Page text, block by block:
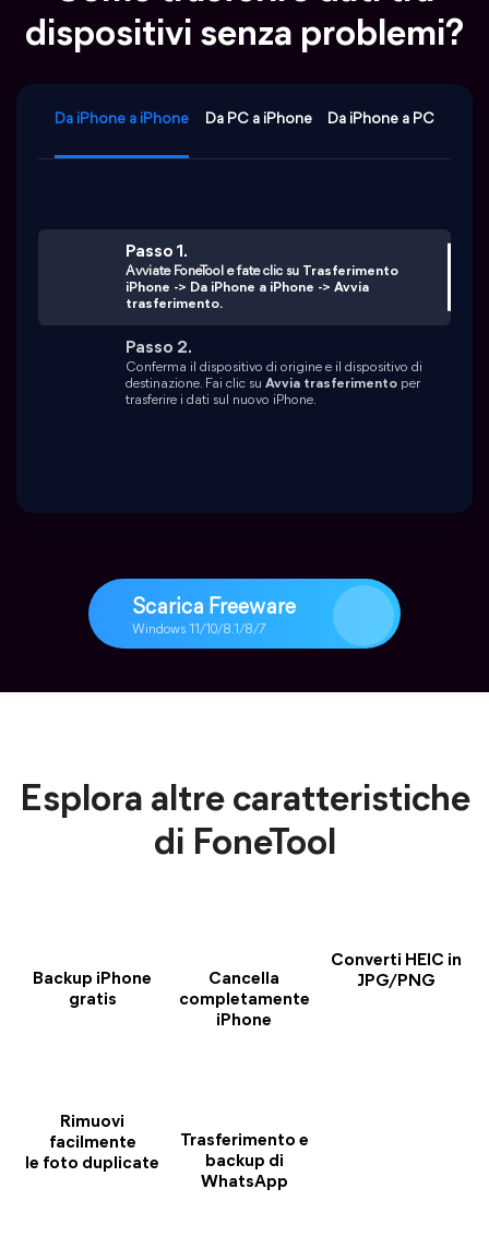
dispositivi senza problemi?
Scarica Freeware
Windows 11/10/8.1/8/7
Esplora altre caratteristiche
di FoneTool
Backup iPhone
gratis
Cancella
completamente
iPhone
Converti HEIC in
JPG/PNG
Rimuovi
facilmente
le foto duplicate
Trasferimento e
backup di
WhatsApp